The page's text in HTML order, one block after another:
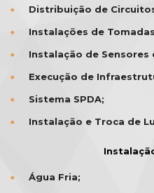
Distribuição de
Instalações de
Instalação de Sensores
Execução de
Sistema SPDA;
Instalação e Troca de
Água Fria;